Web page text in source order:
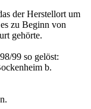
der Herstellort um
zu Beginn von
gehörte.
99 so gelöst:
b.